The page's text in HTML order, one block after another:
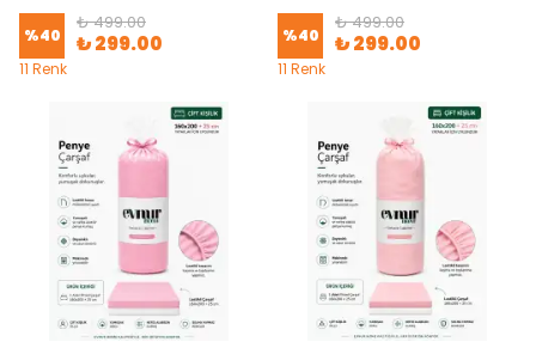
%40
₺ 499.00
₺ 299.00
11 Renk
%40
₺ 499.00
₺ 299.00
11 Renk